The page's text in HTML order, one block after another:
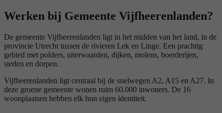
Werken bij Gemeente Vijfheerenlanden?
De gemeente Vijfheerenlanden ligt in het midden van het land, in de
provincie Utrecht tussen de rivieren Lek en Linge. Een prachtig
gebied met polders, uiterwaarden, dijken, molens, boerderijen,
steden en dorpen.
Vijfheerenlanden ligt centraal bij de snelwegen A2, A15 en A27. In
deze groene gemeente wonen ruim 60.000 inwoners. De 16
woonplaatsen hebben elk hun eigen identiteit.